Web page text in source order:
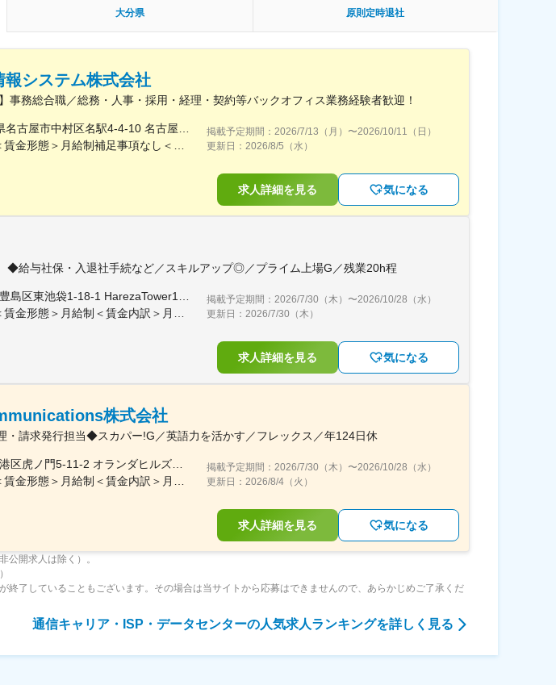
大分県 原則定時退社
報システム株式会社
事務総合職／総務・人事・採用・経理・契約等バックオフィス業務経験者歓迎！
掲載予定期間： 2026/7/13（月） 〜2026/10/11（日）
更新日： 2026/8/5（水）
求人詳細を見る 気になる
◆給与社保・入退社手続など／スキルアップ◎／プライム上場G／残業20h程
掲載予定期間： 2026/7/30（木） 〜2026/10/28（水）
更新日： 2026/7/30（木）
求人詳細を見る 気になる
株式会社
・請求発行担当◆スカパー!G／英語力を活かす／フレックス／年124日休
掲載予定期間： 2026/7/30（木） 〜2026/10/28（水）
更新日： 2026/8/4（火）
求人詳細を見る 気になる
公開求人は除く）。
終了していることもございます。その場合は当サイトから応募はできませんので、あらかじめご了承くだ
通信キャリア・ISP・データセンターの人気求人ランキングを詳しく見る